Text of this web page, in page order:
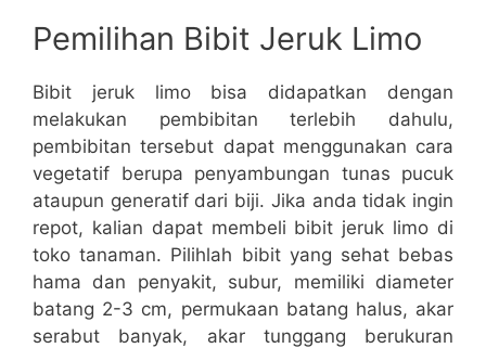
Pemilihan Bibit Jeruk Limo
Bibit jeruk limo bisa didapatkan dengan
melakukan pembibitan terlebih dahulu,
pembibitan tersebut dapat menggunakan cara
vegetatif berupa penyambungan tunas pucuk
ataupun generatif dari biji. Jika anda tidak ingin
repot, kalian dapat membeli bibit jeruk limo di
toko tanaman. Pilihlah bibit yang sehat bebas
hama dan penyakit, subur, memiliki diameter
batang 2-3 cm, permukaan batang halus, akar
serabut banyak, akar tunggang berukuran